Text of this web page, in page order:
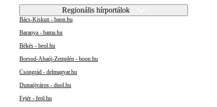
Regionális hírportálok
Bács-Kiskun - baon.hu
Baranya - bama.hu
Békés - beol.hu
Borsod-Abaúj-Zemplén - boon.hu
Csongrád - delmagyar.hu
Dunaújváros - duol.hu
Fejér - feol.hu